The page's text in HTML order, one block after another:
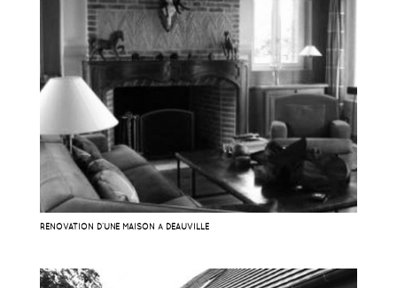
RÉNOVATION D’UNE MAISON À DEAUVILLE